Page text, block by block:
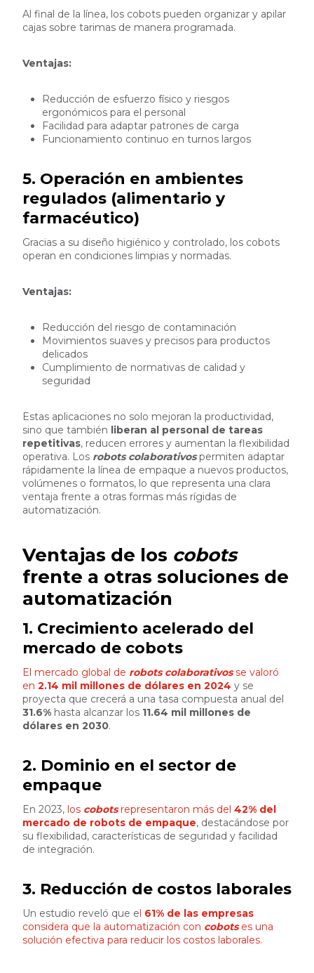
Al final de la línea, los cobots pueden organizar y apilar
cajas sobre tarimas de manera programada.
Ventajas:
Reducción de esfuerzo físico y riesgos
ergonómicos para el personal
Facilidad para adaptar patrones de carga
Funcionamiento continuo en turnos largos
5. Operación en ambientes
regulados (alimentario y
farmacéutico)
Gracias a su diseño higiénico y controlado, los cobots
operan en condiciones limpias y normadas.
Ventajas:
Reducción del riesgo de contaminación
Movimientos suaves y precisos para productos
delicados
Cumplimiento de normativas de calidad y
seguridad
Estas aplicaciones no solo mejoran la productividad,
sino que también liberan al personal de tareas
repetitivas, reducen errores y aumentan la flexibilidad
operativa. Los robots colaborativospermiten adaptar
rápidamente la línea de empaque a nuevos productos,
volúmenes o formatos, lo que representa una clara
ventaja frente a otras formas más rígidas de
automatización.
Ventajas de los cobots
frente a otras soluciones de
automatización
1. Crecimiento acelerado del
mercado de cobots
El mercado global de robots colaborativosse valoró
en 2.14 mil millones de dólares en 2024 y se
proyecta que crecerá a una tasa compuesta anual del
31.6% hasta alcanzar los 11.64 mil millones de
dólares en 2030.
2. Dominio en el sector de
empaque
En 2023, los cobotsrepresentaron más del 42% del
mercado de robots de empaque, destacándose por
su flexibilidad, características de seguridad y facilidad
de integración.
3. Reducción de costos laborales
Un estudio reveló que el 61% de las empresas
considera que la automatización con cobotses una
solución efectiva para reducir los costos laborales.